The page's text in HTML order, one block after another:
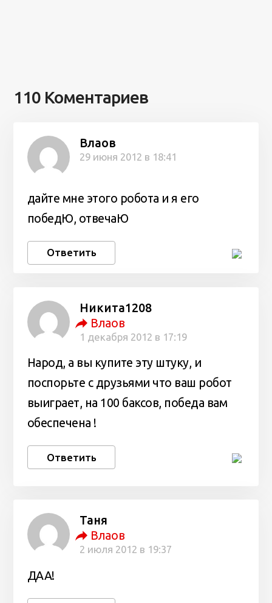
110 Коментариев
Влаов
29 июня 2012 в 18:41
дайте мне этого робота и я его
победЮ, отвечаЮ
Ответить
Никита1208
Влаов
1 декабря 2012 в 17:19
Народ, а вы купите эту штуку, и
поспорьте с друзьями что ваш робот
выиграет, на 100 баксов, победа вам
обеспечена !
Ответить
Таня
Влаов
2 июля 2012 в 19:37
ДАА!